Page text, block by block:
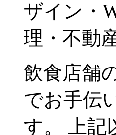
ザイン・
理・不動
飲食店舗
でお手伝
す。 上記